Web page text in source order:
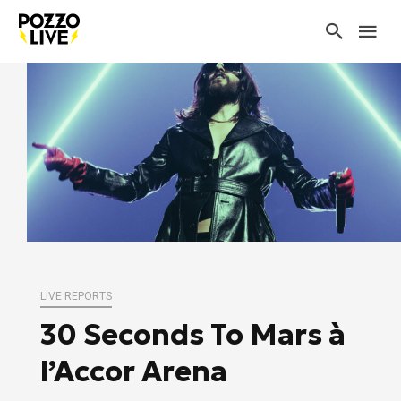
LIVE REPORTS
30 Seconds To Mars à
l’Accor Arena